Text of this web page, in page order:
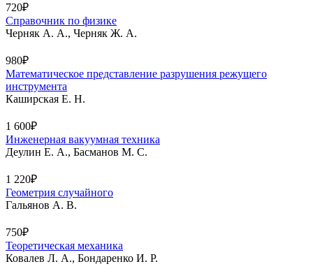
720₽
Справочник по физике
Черняк А. А., Черняк Ж. А.
980₽
Математическое представление разрушения режущего
инструмента
Каширская Е. Н.
1 600₽
Инженерная вакуумная техника
Деулин Е. А., Басманов М. С.
1 220₽
Геометрия случайного
Гальянов А. В.
750₽
Теоретическая механика
Ковалев Л. А., Бондаренко И. Р.